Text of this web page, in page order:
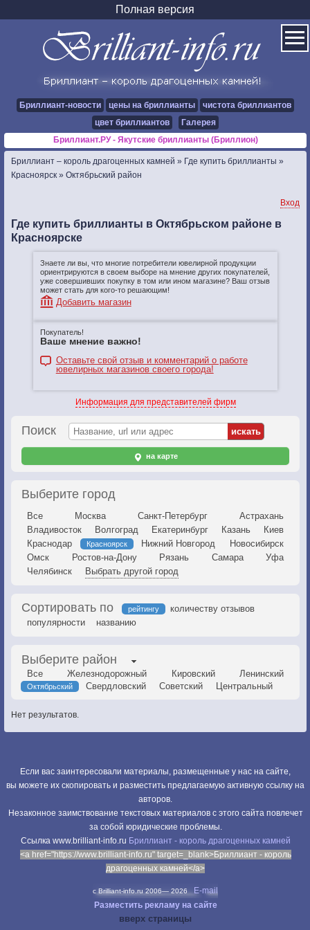
Полная версия
Бриллиант-новости цены на бриллианты
чистота бриллиантов
цвет бриллиантов
Галерея
Бриллиант.РУ - Якутские бриллианты (Бриллион)
Бриллиант – король драгоценных камней » Где купить бриллианты »
Красноярск » Октябрьский район
Вход
Где купить бриллианты в Октябрьском районе в
Красноярске
Знаете ли вы, что многие потребители ювелирной продукции
ориентрируются в своем выборе на мнение других покупателей,
уже совершивших покупку в том или ином магазине? Ваш отзыв
может стать для кого-то решающим!
Добавить магазин
Покупатель!
Ваше мнение важно!
Оставьте свой отзыв и комментарий о работе
ювелирных магазинов своего города!
Информация для представителей фирм
Поиск
на карте
Выберите город
Все Москва Санкт-Петербург
Астрахань
Владивосток
Волгоград Екатеринбург Казань
Киев
Краснодар
Красноярск Нижний Новгород
Новосибирск
Омск
Ростов-на-Дону Рязань Самара
Уфа
Челябинск
Выбрать другой город
Сортировать по рейтингу
количеству отзывов
популярности
названию
Выберите район
Все Железнодорожный Кировский Ленинский
Октябрьский Свердловский Советский Центральный
Нет результатов.
Если вас заинтересовали материалы, размещенные у нас на сайте,
вы можете их скопировать и разместить предлагаемую активную ссылку на
авторов.
Незаконное заимствование текстовых материалов с этого сайта повлечет
за собой юридические проблемы.
Cсылка www.brilliant-info.ru Бриллиант - король драгоценных камней
<a href="https://www.brilliant-info.ru" target=_blank>Бриллиант - король
драгоценных камней</a>
c Brilliant-info.ru 2006— 2026 E-mail
Разместить рекламу на сайте
вверх страницы